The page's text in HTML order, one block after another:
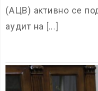
(АЦВ) активно се
аудит на [...]